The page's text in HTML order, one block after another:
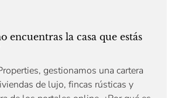
encuentras la casa que estás
gestionamos una cartera
de lujo, fincas rústicas y